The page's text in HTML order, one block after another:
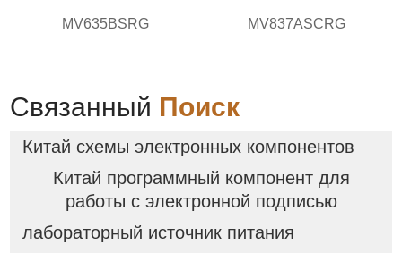
MV635BSRG MV837ASCRG
Связанный Поиск
Китай схемы электронных компонентов
Китай программный компонент для
работы с электронной подписью
лабораторный источник питания